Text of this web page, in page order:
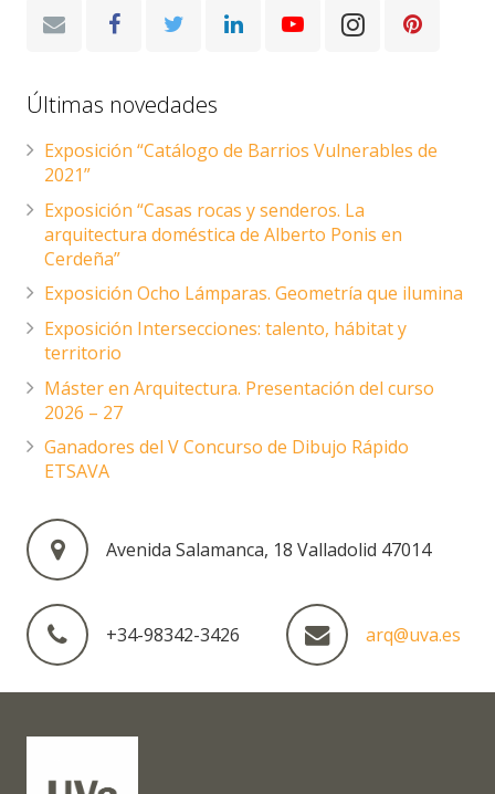
Últimas novedades
Exposición “Catálogo de Barrios Vulnerables de
2021”
Exposición “Casas rocas y senderos. La
arquitectura doméstica de Alberto Ponis en
Cerdeña”
Exposición Ocho Lámparas. Geometría que ilumina
Exposición Intersecciones: talento, hábitat y
territorio
Máster en Arquitectura. Presentación del curso
2026 – 27
Ganadores del V Concurso de Dibujo Rápido
ETSAVA
Avenida Salamanca, 18 Valladolid 47014
+34-98342-3426 arq@uva.es